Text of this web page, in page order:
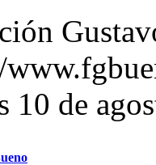
10 de